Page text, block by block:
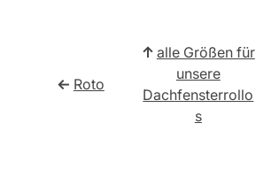
← Roto
↑ alle Größen für
unsere
Dachfensterrollo
s